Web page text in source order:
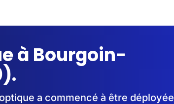
à Bourgoin-
a commencé à être déployée